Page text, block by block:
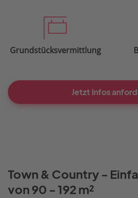
Grundstücksvermittlung
Jetzt Infos
Town & Country -
von 90 - 192 m²